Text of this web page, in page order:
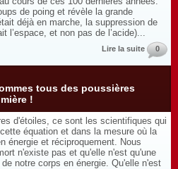
de poing et révèle la grande
déjà en marche, la suppression de
l’espace, et non pas de l’acide)...
Lire la suite 0
tous des poussières
!
d'étoiles, ce sont les scientifiques qui
équation et dans la mesure où la
énergie et réciproquement. Nous
n'existe pas et qu'elle n'est qu'une
notre corps en énergie. Qu'elle n'est